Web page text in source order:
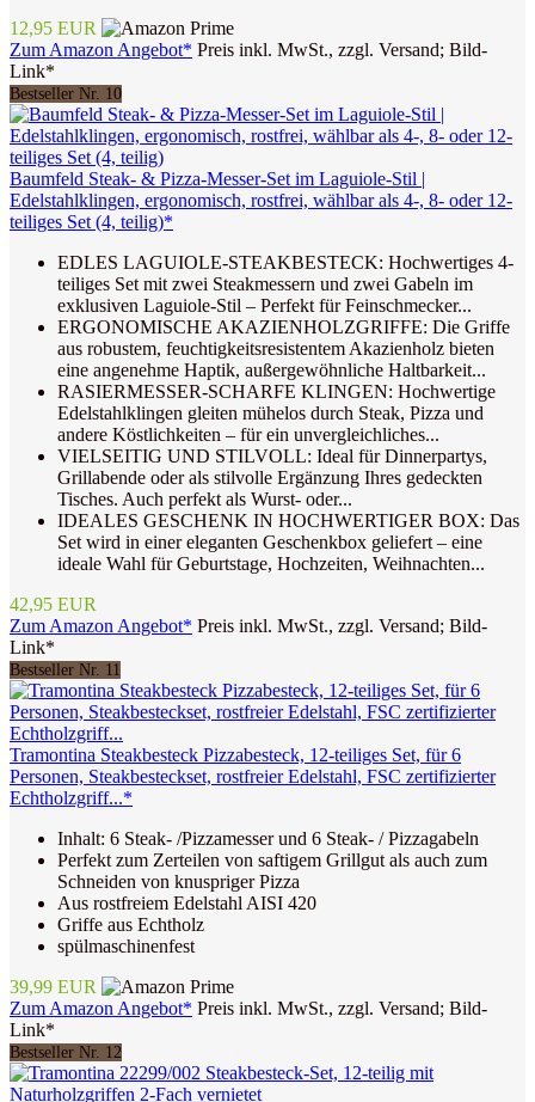
12,95 EUR
Zum Amazon Angebot* Preis inkl. MwSt., zzgl. Versand; Bild-
Link*
Bestseller Nr. 10
Baumfeld Steak- & Pizza-Messer-Set im Laguiole-Stil |
Edelstahlklingen, ergonomisch, rostfrei, wählbar als 4-, 8- oder 12-
teiliges Set (4, teilig)*
EDLES LAGUIOLE-STEAKBESTECK: Hochwertiges 4-
teiliges Set mit zwei Steakmessern und zwei Gabeln im
exklusiven Laguiole-Stil – Perfekt für Feinschmecker...
ERGONOMISCHE AKAZIENHOLZGRIFFE: Die Griffe
aus robustem, feuchtigkeitsresistentem Akazienholz bieten
eine angenehme Haptik, außergewöhnliche Haltbarkeit...
RASIERMESSER-SCHARFE KLINGEN: Hochwertige
Edelstahlklingen gleiten mühelos durch Steak, Pizza und
andere Köstlichkeiten – für ein unvergleichliches...
VIELSEITIG UND STILVOLL: Ideal für Dinnerpartys,
Grillabende oder als stilvolle Ergänzung Ihres gedeckten
Tisches. Auch perfekt als Wurst- oder...
IDEALES GESCHENK IN HOCHWERTIGER BOX: Das
Set wird in einer eleganten Geschenkbox geliefert – eine
ideale Wahl für Geburtstage, Hochzeiten, Weihnachten...
42,95 EUR
Zum Amazon Angebot* Preis inkl. MwSt., zzgl. Versand; Bild-
Link*
Bestseller Nr. 11
Tramontina Steakbesteck Pizzabesteck, 12-teiliges Set, für 6
Personen, Steakbesteckset, rostfreier Edelstahl, FSC zertifizierter
Echtholzgriff...*
Inhalt: 6 Steak- /Pizzamesser und 6 Steak- / Pizzagabeln
Perfekt zum Zerteilen von saftigem Grillgut als auch zum
Schneiden von knuspriger Pizza
Aus rostfreiem Edelstahl AISI 420
Griffe aus Echtholz
spülmaschinenfest
39,99 EUR
Zum Amazon Angebot* Preis inkl. MwSt., zzgl. Versand; Bild-
Link*
Bestseller Nr. 12